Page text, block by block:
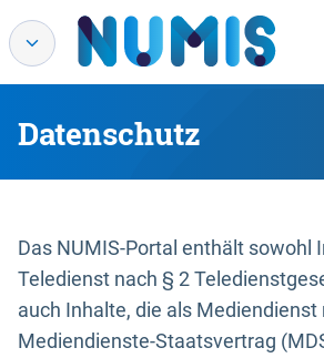
Datenschutz
Das NUMIS-Portal enthält sowohl
Teledienst nach § 2
auch Inhalte, die als Mediendienst
Mediendienste-Staatsvertrag